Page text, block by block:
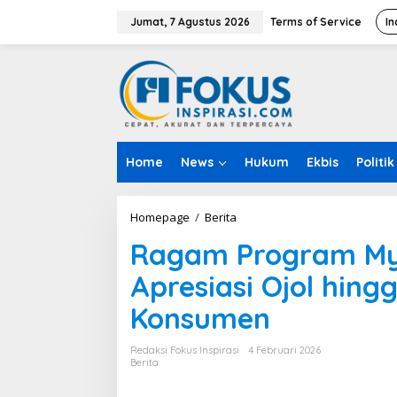
Jumat, 7 Agustus 2026 Terms of Service
Home News Hukum Ekbis Politik
Homepage / Berita
g
a
m
P
r
o
g
Ragam Program
Apresiasi Ojol
Konsumen
Redaksi Fokus Inspirasi
4 Februari 2026
Berita